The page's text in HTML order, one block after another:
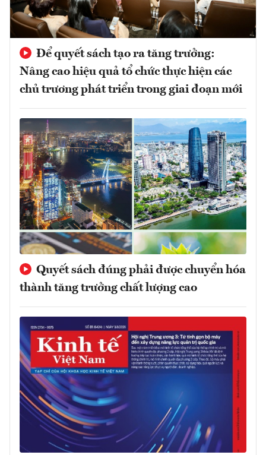
Để quyết sách tạo ra tăng trưởng:
Nâng cao hiệu quả tổ chức thực hiện các
chủ trương phát triển trong giai đoạn mới
Quyết sách đúng phải được chuyển hóa
thành tăng trưởng chất lượng cao